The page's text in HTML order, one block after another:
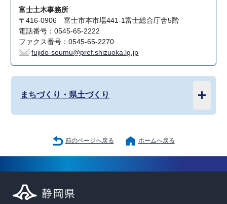
富士土木事務所
〒416-0906 富士市本市場441-1富士総合庁舎5階
電話番号：0545-65-2222
ファクス番号：0545-65-2270
fujido-soumu@pref.shizuoka.lg.jp
まちづくり・県土づくり
前のページへ戻る ホームへ戻る